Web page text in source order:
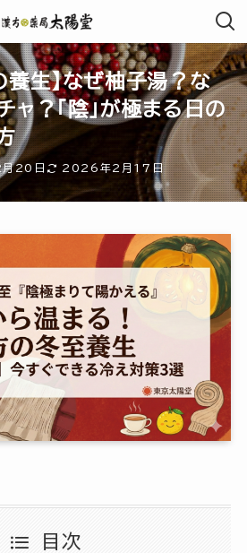
養生】なぜ柚子湯？な
ャ？「陰」が極まる日の
20日 2026年2月17日
目次